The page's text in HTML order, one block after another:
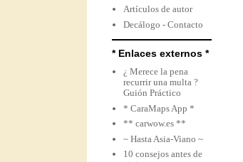
Artículos de autor
Decálogo - Contacto
* Enlaces externos *
¿ Merece la pena
recurrir una multa ?
Guión Práctico
* CaraMaps App *
** carwow.es **
~ Hasta Asia-Viano ~
10 consejos antes de